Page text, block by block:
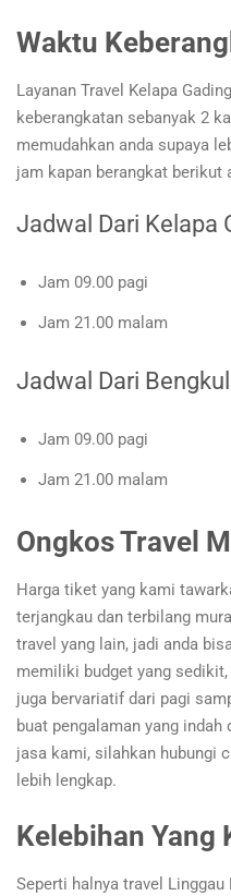
Waktu
Layanan Travel Kelapa
keberangkatan sebanyak 2
memudahkan anda supaya
jam kapan berangkat berikut
Jadwal Dari Kelapa
Jam 09.00 pagi
Jam 21.00 malam
Jadwal Dari
Jam 09.00 pagi
Jam 21.00 malam
Ongkos Travel
Harga tiket yang kami
terjangkau dan terbilang
travel yang lain, jadi anda
memiliki budget yang
juga bervariatif dari pagi
buat pengalaman yang
jasa kami, silahkan hubungi
lebih lengkap.
Kelebihan Yang
Seperti halnya travel